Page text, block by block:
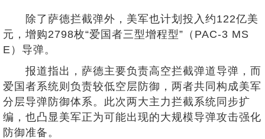
除了萨德拦截弹外，美军也计划投入约122亿美
元，增购2798枚“爱国者三型增程型”（PAC-3 MS
E）导弹。
报道指出，萨德主要负责高空拦截弹道导弹，而
爱国者系统则负责较低空层防御，两者共同构成美军
分层导弹防御体系。此次两大主力拦截系统同步扩
编，也凸显美军正为可能出现的大规模导弹攻击强化
防御准备。